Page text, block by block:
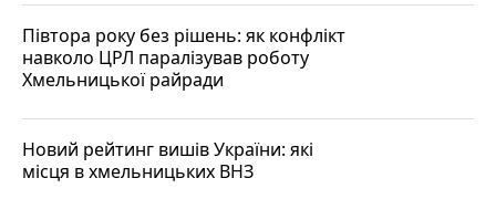
Півтора року без рішень: як конфлікт
навколо ЦРЛ паралізував роботу
Хмельницької райради
Новий рейтинг вишів України: які
місця в хмельницьких ВНЗ